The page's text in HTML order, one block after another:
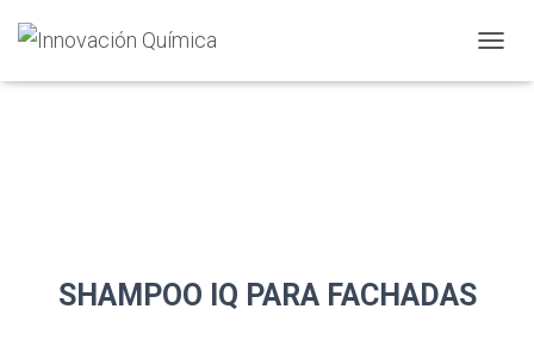
A
SHAMPOO IQ PARA FACHADAS